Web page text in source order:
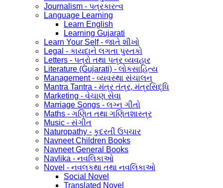
Journalism - પત્રકારત્વ
Language Learning
Learn English
Learning Gujarati
Learn Your Self - જાતે શીખો
Legal - કાયદાને લગતા પુસ્તકો
Letters - પત્રો તથા પત્ર વ્યવહાર
Literature (Gujarati) - લોકસાહિત્ય
Management - વ્યવસ્થા સંચાલન
Mantra Tantra - મંત્ર તંત્ર, મંત્રસિદ્ધિ
Marketing - વેચાણ સેવા
Marriage Songs - લગ્ન ગીતો
Maths - ગણિત તથા ગણિતશાસ્ત્ર
Music - સંગીત
Naturopathy - કુદરતી ઉપચાર
Navneet Children Books
Navneet General Books
Navlika - નવલિકાઓ
Novel - નવલકથા તથા નવલિકાઓ
Social Novel
Translated Novel